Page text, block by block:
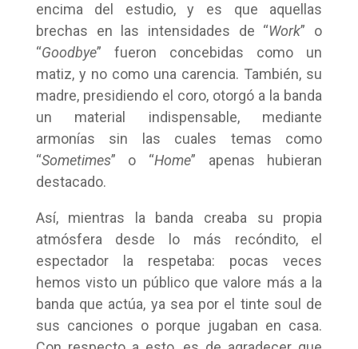
encima del estudio, y es que aquellas
brechas en las intensidades de “Work” o
“Goodbye” fueron concebidas como un
matiz, y no como una carencia. También, su
madre, presidiendo el coro, otorgó a la banda
un material indispensable, mediante
armonías sin las cuales temas como
“Sometimes” o “Home” apenas hubieran
destacado.
Así, mientras la banda creaba su propia
atmósfera desde lo más recóndito, el
espectador la respetaba: pocas veces
hemos visto un público que valore más a la
banda que actúa, ya sea por el tinte soul de
sus canciones o porque jugaban en casa.